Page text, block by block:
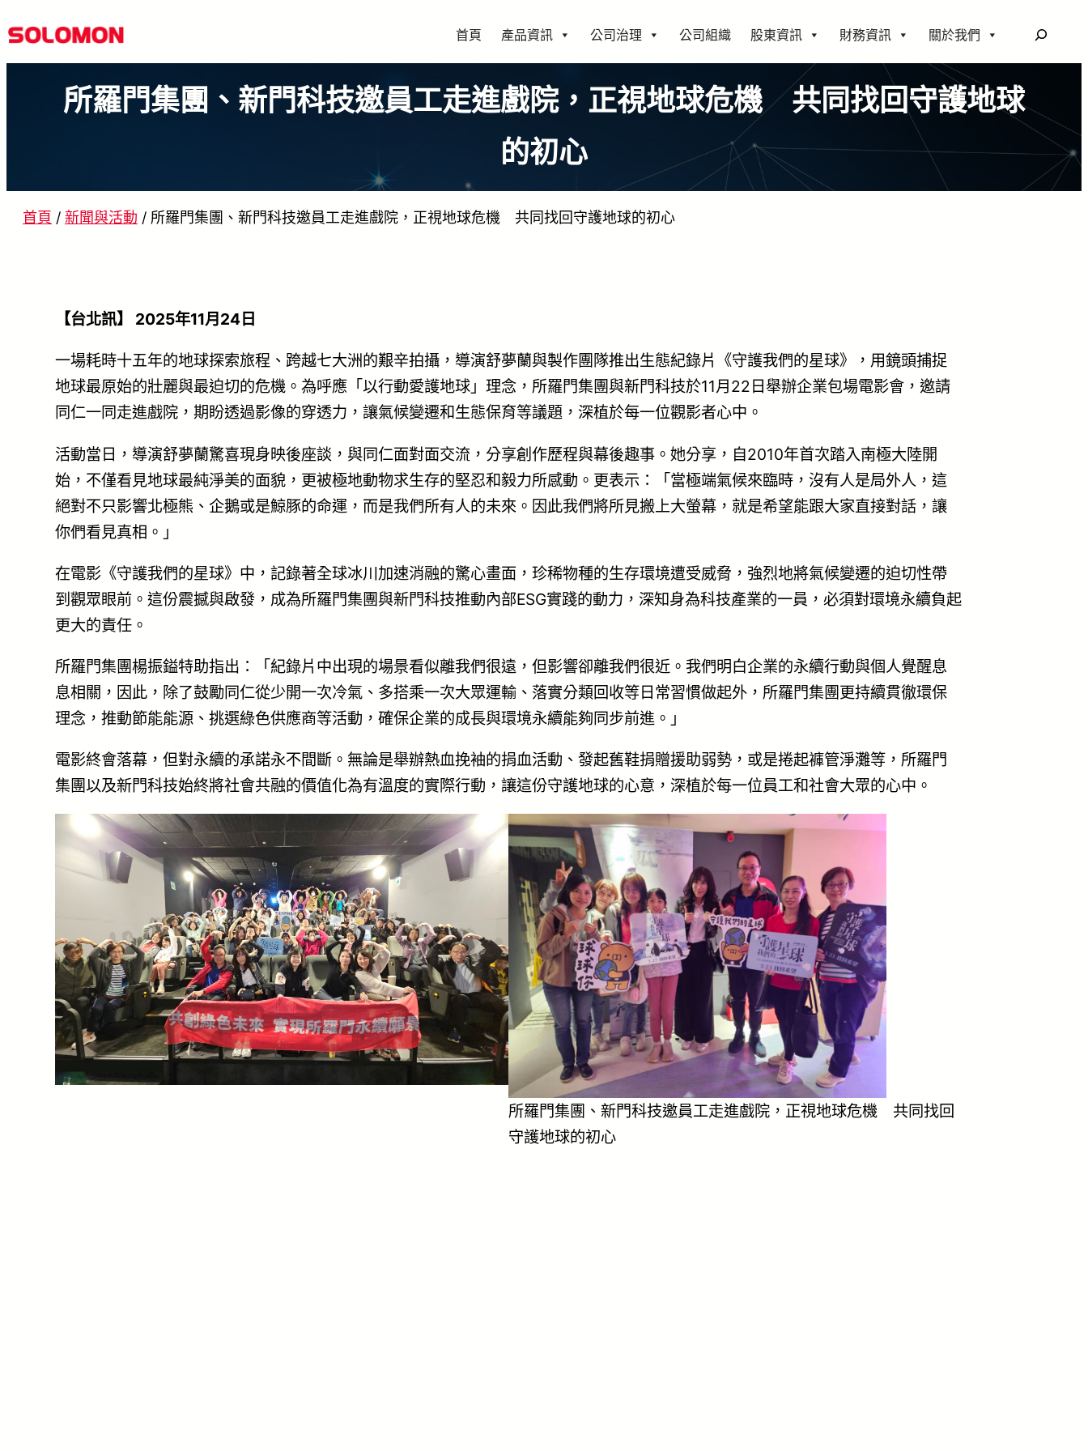
至
首頁 產品資訊 公司治理 公司組織 股東資訊 財務資訊 關於我們
搜
尋
所羅門集團、新門科技邀員工走進戲院，正視地球危機 共同找回守護地球
的初心
首頁 / 新聞與活動 / 所羅門集團、新門科技邀員工走進戲院，正視地球危機 共同找回守護地球的初心
【台北訊】 2025年11月24日
一場耗時十五年的地球探索旅程、跨越七大洲的艱辛拍攝，導演舒夢蘭與製作團隊推出生態紀錄片《守護我們的星球》，用鏡頭捕捉
地球最原始的壯麗與最迫切的危機。為呼應「以行動愛護地球」理念，所羅門集團與新門科技於11月22日舉辦企業包場電影會，邀請
同仁一同走進戲院，期盼透過影像的穿透力，讓氣候變遷和生態保育等議題，深植於每一位觀影者心中。
活動當日，導演舒夢蘭驚喜現身映後座談，與同仁面對面交流，分享創作歷程與幕後趣事。她分享，自2010年首次踏入南極大陸開
始，不僅看見地球最純淨美的面貌，更被極地動物求生存的堅忍和毅力所感動。更表示：「當極端氣候來臨時，沒有人是局外人，這
絕對不只影響北極熊、企鵝或是鯨豚的命運，而是我們所有人的未來。因此我們將所見搬上大螢幕，就是希望能跟大家直接對話，讓
你們看見真相。」
在電影《守護我們的星球》中，記錄著全球冰川加速消融的驚心畫面，珍稀物種的生存環境遭受威脅，強烈地將氣候變遷的迫切性帶
到觀眾眼前。這份震撼與啟發，成為所羅門集團與新門科技推動內部ESG實踐的動力，深知身為科技產業的一員，必須對環境永續負起
更大的責任。
所羅門集團楊振鎰特助指出：「紀錄片中出現的場景看似離我們很遠，但影響卻離我們很近。我們明白企業的永續行動與個人覺醒息
息相關，因此，除了鼓勵同仁從少開一次冷氣、多搭乘一次大眾運輸、落實分類回收等日常習慣做起外，所羅門集團更持續貫徹環保
理念，推動節能能源、挑選綠色供應商等活動，確保企業的成長與環境永續能夠同步前進。」
電影終會落幕，但對永續的承諾永不間斷。無論是舉辦熱血挽袖的捐血活動、發起舊鞋捐贈援助弱勢，或是捲起褲管淨灘等，所羅門
集團以及新門科技始終將社會共融的價值化為有溫度的實際行動，讓這份守護地球的心意，深植於每一位員工和社會大眾的心中。
所羅門集團、新門科技邀員工走進戲院，正視地球危機 共同找回
守護地球的初心